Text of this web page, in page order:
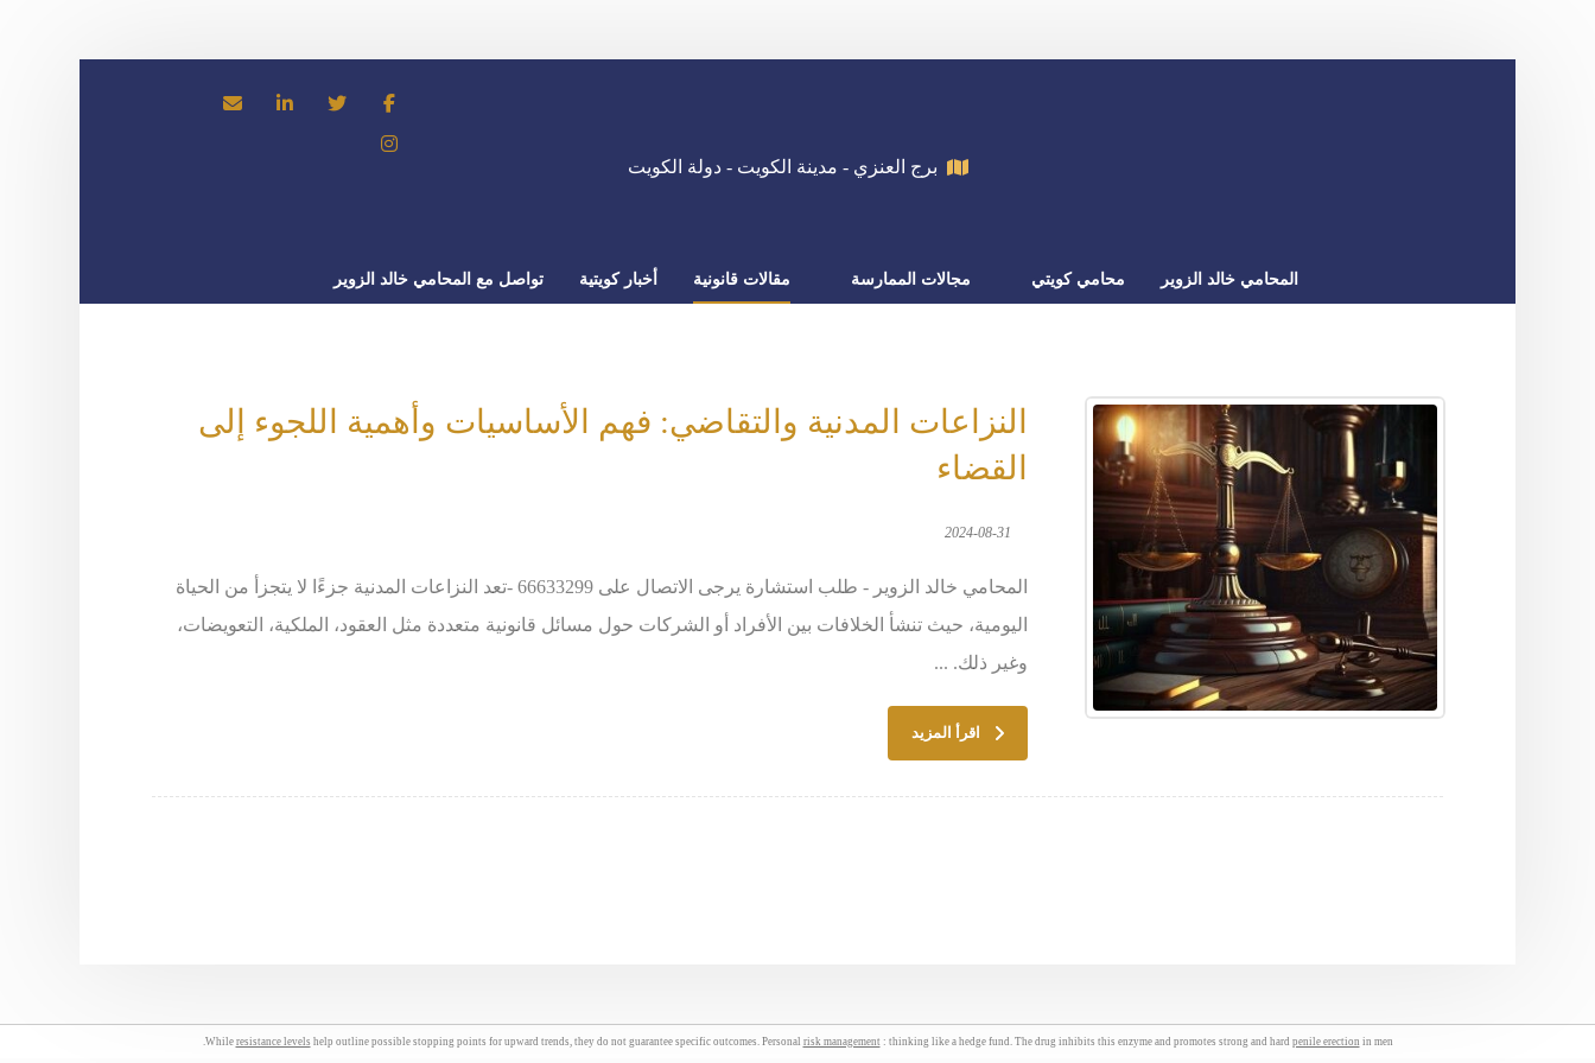
برج العنزي - مدينة الكويت - دولة الكويت
المحامي خالد الزوير محامي كويتي مجالات الممارسة مقالات قانونية أخبار كويتية تواصل مع المحامي خالد الزوير
النزاعات المدنية والتقاضي: فهم الأساسيات وأهمية اللجوء إلى
القضاء
2024-08-31
المحامي خالد الزوير - طلب استشارة يرجى الاتصال على 66633299 -تعد النزاعات المدنية جزءًا لا يتجزأ من الحياة
اليومية، حيث تنشأ الخلافات بين الأفراد أو الشركات حول مسائل قانونية متعددة مثل العقود، الملكية، التعويضات،
وغير ذلك. ...
اقرأ المزيد
While resistance levels help outline possible stopping points for upward trends, they do not guarantee specific outcomes. Personal risk management: thinking like a hedge fund. The drug inhibits this enzyme and promotes strong and hard penile erection in men.